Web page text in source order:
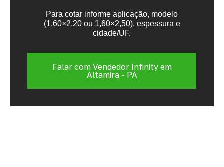
Para cotar informe aplicação, modelo
(1,60×2,20 ou 1,60×2,50), espessura e
cidade/UF.
Falar com Vendedor Infinity em
Altamira - PA